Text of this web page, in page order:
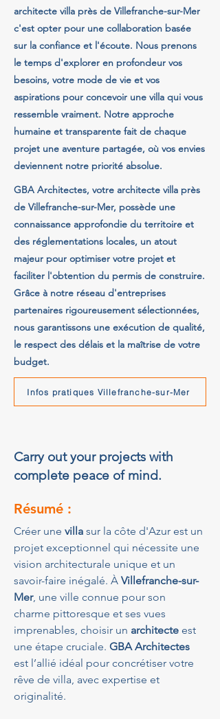
architecte villa près de Villefranche-sur-Mer
c'est opter pour une collaboration basée
sur la confiance et l'écoute. Nous prenons
le temps d'explorer en profondeur vos
besoins, votre mode de vie et vos
aspirations pour concevoir une villa qui vous
ressemble vraiment. Notre approche
humaine et transparente fait de chaque
projet une aventure partagée, où vos envies
deviennent notre priorité absolue.
GBA Architectes, votre architecte villa près
de Villefranche-sur-Mer, possède une
connaissance approfondie du territoire et
des réglementations locales, un atout
majeur pour optimiser votre projet et
faciliter l'obtention du permis de construire.
Grâce à notre réseau d'entreprises
partenaires rigoureusement sélectionnées,
nous garantissons une exécution de qualité,
le respect des délais et la maîtrise de votre
budget.
Infos pratiques Villefranche-sur-Mer
Carry out your projects with
complete peace of mind.
Résumé :
Créer une villa sur la côte d'Azur est un
projet exceptionnel qui nécessite une
vision architecturale unique et un
savoir-faire inégalé. À Villefranche-sur-
Mer, une ville connue pour son
charme pittoresque et ses vues
imprenables, choisir un architecte est
une étape cruciale. GBA Architectes
est l’allié idéal pour concrétiser votre
rêve de villa, avec expertise et
originalité.